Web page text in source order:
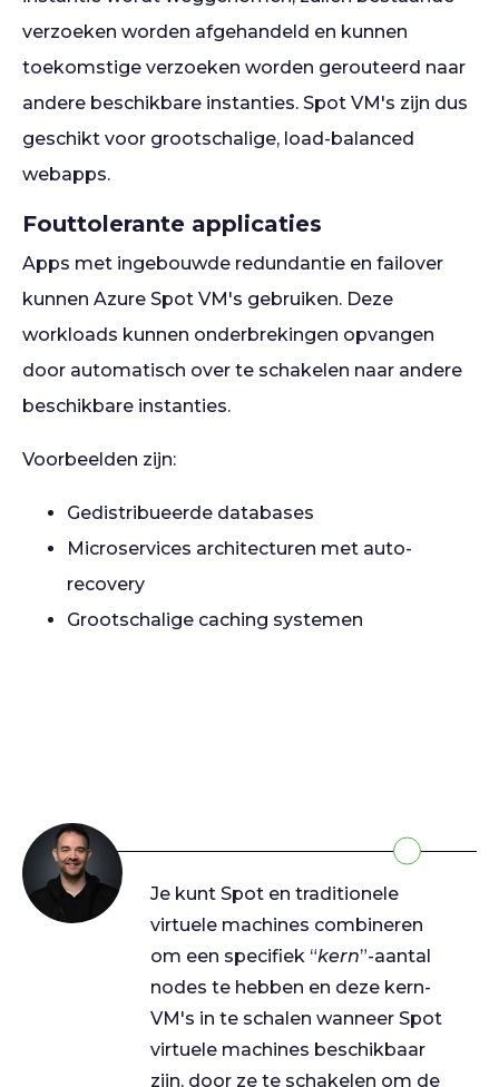
verzoeken worden afgehandeld en kunnen
toekomstige verzoeken worden gerouteerd naar
andere beschikbare instanties. Spot VM's zijn dus
geschikt voor grootschalige, load-balanced
webapps.
Fouttolerante applicaties
Apps met ingebouwde redundantie en failover
kunnen Azure Spot VM's gebruiken. Deze
workloads kunnen onderbrekingen opvangen
door automatisch over te schakelen naar andere
beschikbare instanties.
Voorbeelden zijn:
Gedistribueerde databases
Microservices architecturen met auto-
recovery
Grootschalige caching systemen
Je kunt Spot en traditionele
virtuele machines combineren
om een specifiek “kern”-aantal
nodes te hebben en deze kern-
VM's in te schalen wanneer Spot
virtuele machines beschikbaar
zijn, door ze te schakelen om de